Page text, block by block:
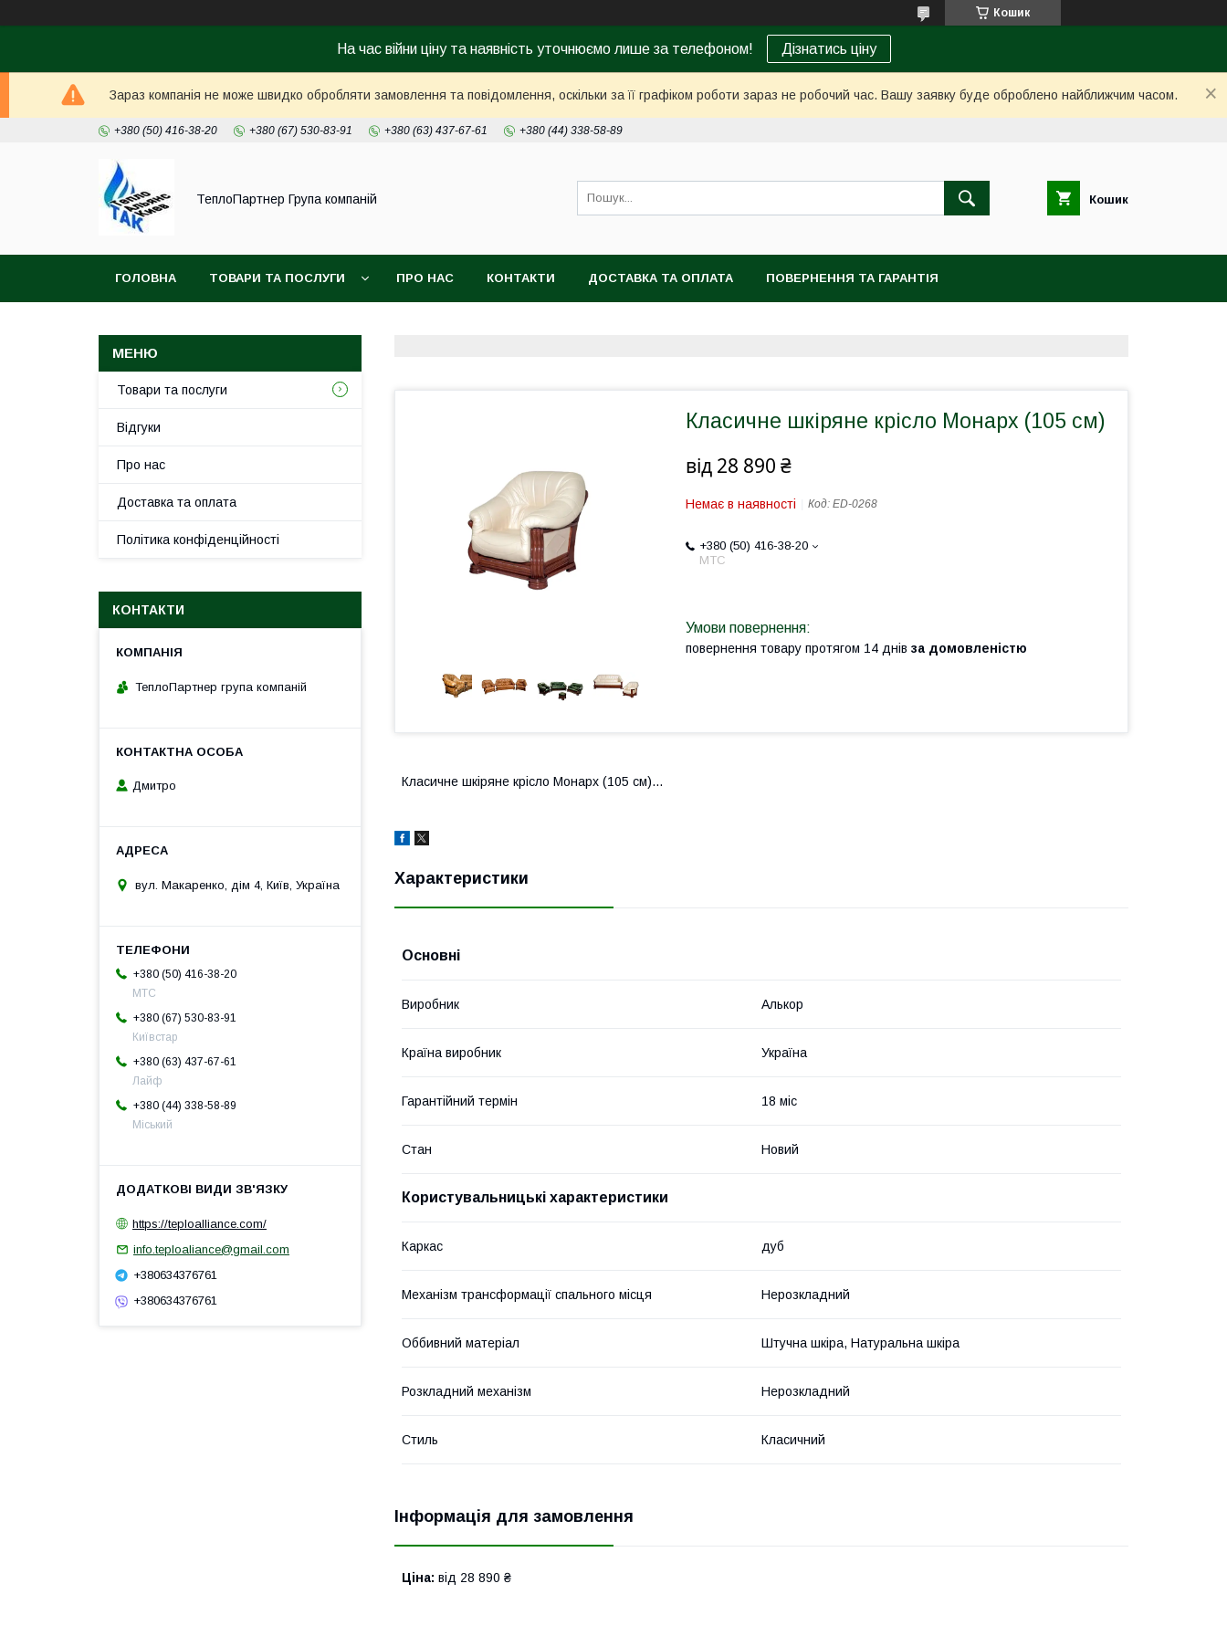
Кошик
На час війни ціну та наявність уточнюємо лише за телефоном! Дізнатись ціну
Зараз компанія не може швидко обробляти замовлення та повідомлення, оскільки за її графіком роботи зараз не робочий час. Вашу заявку буде оброблено найближчим часом.
+380 (50) 416-38-20 +380 (67) 530-83-91 +380 (63) 437-67-61 +380 (44) 338-58-89
ТеплоПартнер Група компаній Кошик
ГОЛОВНА ТОВАРИ ТА ПОСЛУГИ ПРО НАС КОНТАКТИ ДОСТАВКА ТА ОПЛАТА ПОВЕРНЕННЯ ТА ГАРАНТІЯ
Класичне шкіряне крісло Монарх (105 см)
від 28 890 ₴
Немає в наявності Код: ED-0268
+380 (50) 416-38-20
МТС
повернення товару протягом 14 днів за домовленістю
Класичне шкіряне крісло Монарх (105 см)...
Характеристики
Основні
Виробник Алькор
Країна виробник Україна
Гарантійний термін 18 міс
Стан Новий
Користувальницькі характеристики
Каркас дуб
Механізм трансформації спального місця Нерозкладний
Оббивний матеріал Штучна шкіра, Натуральна шкіра
Розкладний механізм Нерозкладний
Стиль Класичний
Інформація для замовлення
Ціна: від 28 890 ₴
Товари та послуги
Відгуки
Про нас
Доставка та оплата
Політика конфіденційності
КОНТАКТИ
ТеплоПартнер група компаній
Дмитро
вул. Макаренко, дім 4, Київ, Україна
+380 (50) 416-38-20
МТС
+380 (67) 530-83-91
Київстар
+380 (63) 437-67-61
Лайф
+380 (44) 338-58-89
Міський
https://teploalliance.com/
info.teploaliance@gmail.com
+380634376761
+380634376761